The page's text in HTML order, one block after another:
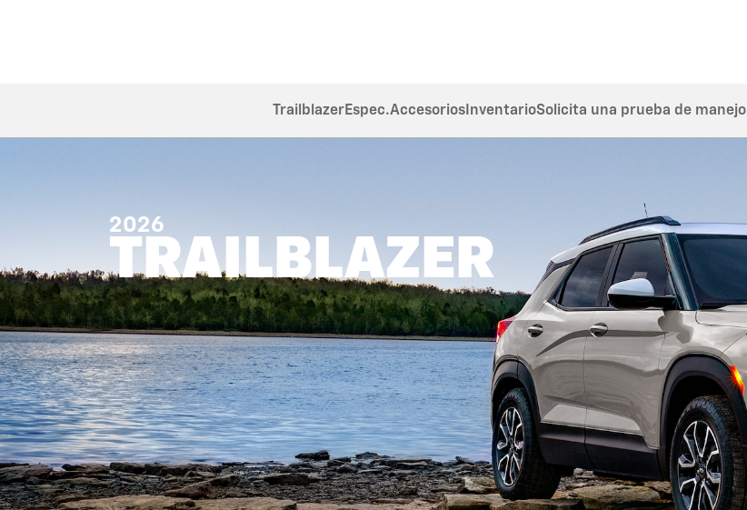
TrailblazerEspec.Accesorios InventarioSolicita una prueba de manejo
2026
TRAILBLAZER